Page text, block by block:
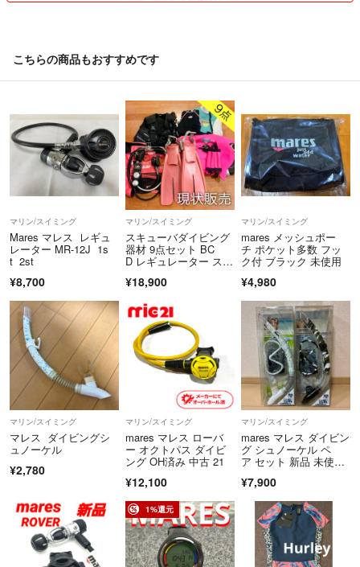
こちらの商品もおすすめです
マリン/スイミング
Mares マレス レギュ
レーター MR-12J 1s
t 2st
¥8,700
マリン/スイミング
スキューバダイビング
器材 9点セット BC
D レギュレーター スー
¥18,900
マリン/スイミング
mares メッシュポー
チ ポケット多数 フッ
ク付 ブラック 未使用
¥4,980
マリン/スイミング
マレス ダイビングシ
ュノーケル
¥2,780
マリン/スイミング
mares マレス ローバ
ー オクトパス ダイビ
ング OH済み 中古 21
¥12,100
マリン/スイミング
mares マレス ダイビン
グ シュノーケル ペ
ア セット 新品 未使用
¥7,900
1%還元